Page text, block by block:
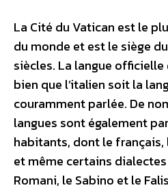
La Cité du Vatican est le
du monde et est le siège
siècles. La langue
bien que l’italien soit la
couramment parlée. De
langues sont également
habitants, dont le français,
et même certains
Romani, le Sabino et le